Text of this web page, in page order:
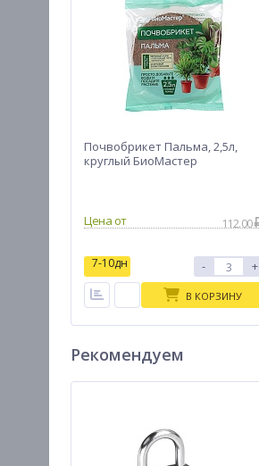
Почвобрикет Пальма, 2,5л,
круглый БиоМастер
Цена от 112.00
7-10дн - +
В КОРЗИНУ
Рекомендуем